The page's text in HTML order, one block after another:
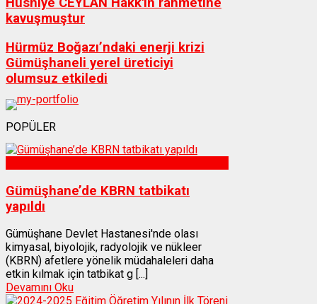
kavuşmuştur
Hürmüz Boğazı’ndaki enerji krizi
Gümüşhaneli yerel üreticiyi
olumsuz etkiledi
POPÜLER
Gümüşhane’de KBRN tatbikatı
yapıldı
Gümüşhane Devlet Hastanesi'nde olası
kimyasal, biyolojik, radyolojik ve nükleer
(KBRN) afetlere yönelik müdahaleleri daha
etkin kılmak için tatbikat g [...]
Devamını Oku